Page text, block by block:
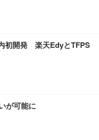
初開発 楽天EdyとTFPS
が可能に